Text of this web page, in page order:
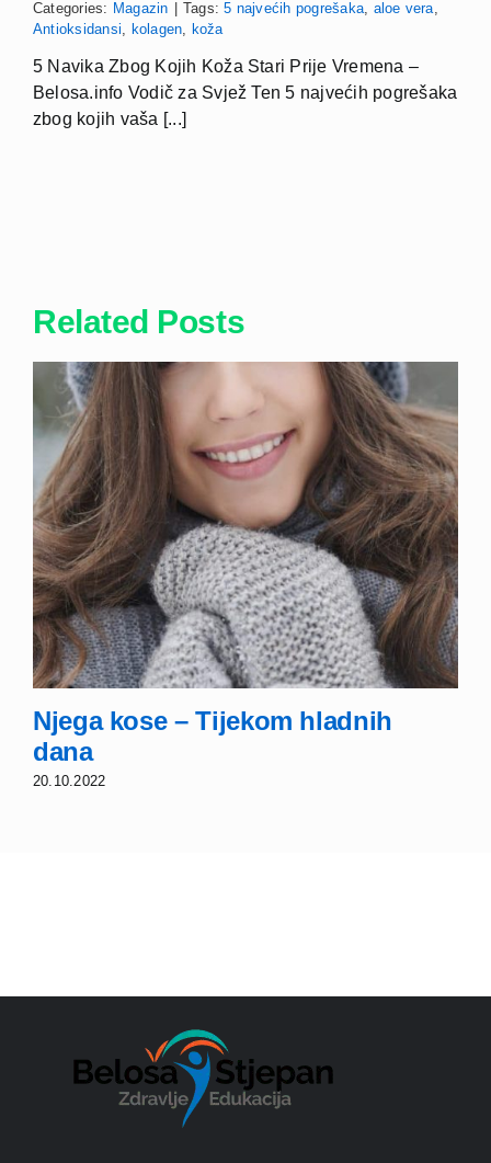
Categories: Magazin Tags:5 najvećih pogrešaka, aloe vera,
Antioksidansi, kolagen, koža
5 Navika Zbog Kojih Koža Stari Prije Vremena –
Belosa.info Vodič za Svjež Ten 5 najvećih pogrešaka
zbog kojih vaša [...]
Related Posts
Njega kose – Tijekom hladnih
dana
20.10.2022